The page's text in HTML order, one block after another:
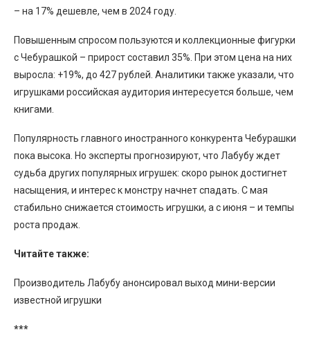
– на 17% дешевле, чем в 2024 году.
Повышенным спросом пользуются и коллекционные фигурки
с Чебурашкой – прирост составил 35%. При этом цена на них
выросла: +19%, до 427 рублей. Аналитики также указали, что
игрушками российская аудитория интересуется больше, чем
книгами.
Популярность главного иностранного конкурента Чебурашки
пока высока. Но эксперты прогнозируют, что Лабубу ждет
судьба других популярных игрушек: скоро рынок достигнет
насыщения, и интерес к монстру начнет спадать. С мая
стабильно снижается стоимость игрушки, а с июня – и темпы
роста продаж.
Читайте также:
Производитель Лабубу анонсировал выход мини-версии
известной игрушки
***